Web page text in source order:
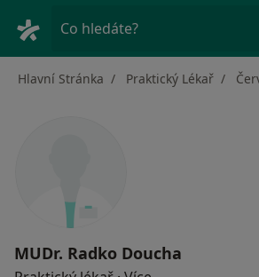
Co hledáte?
Hlavní Stránka Praktický Lékař
MUDr. Radko Doucha